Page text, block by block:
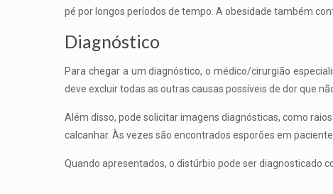
pé por longos períodos de tempo. A obesidade também
Diagnóstico
Para chegar a um diagnóstico, o médico/cirurgião
deve excluir todas as outras causas possíveis de dor que
Além disso, pode solicitar imagens diagnósticas, como
calcanhar. Às vezes são encontrados esporões em
Quando apresentados, o distúrbio pode ser diagnosticado